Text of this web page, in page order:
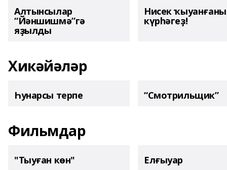
Алтынсылар
“Йәншишмә”гә
яҙылды
Нисек
күрһәгеҙ!
Хикәйәләр
Һунарсы терпе “Смотрильщик”
Фильмдар
"Тыуған көн" Елғыуар